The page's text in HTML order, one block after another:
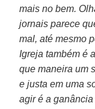
mais no bem.
jornais parece
mal, até mesmo
Igreja também é
que maneira um
e justa em uma
agir é a